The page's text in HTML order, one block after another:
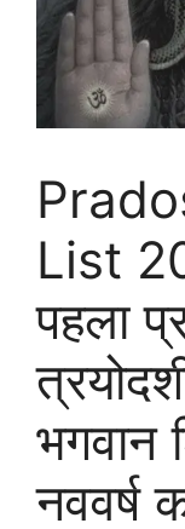
List
पहला
भगवान
नववर्ष